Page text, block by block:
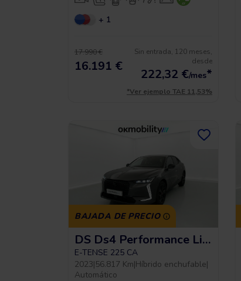
+ 1
17.990 €
16.191 €
Sin entrada, 120 meses,
desde
222,32 €/mes*
*Ver ejemplo TAE 11,53%
BAJADA DE PRECIO
DS Ds4 Performance Line +
E-TENSE 225 CA
2023|56.817 Km|Híbrido enchufable|
Automático